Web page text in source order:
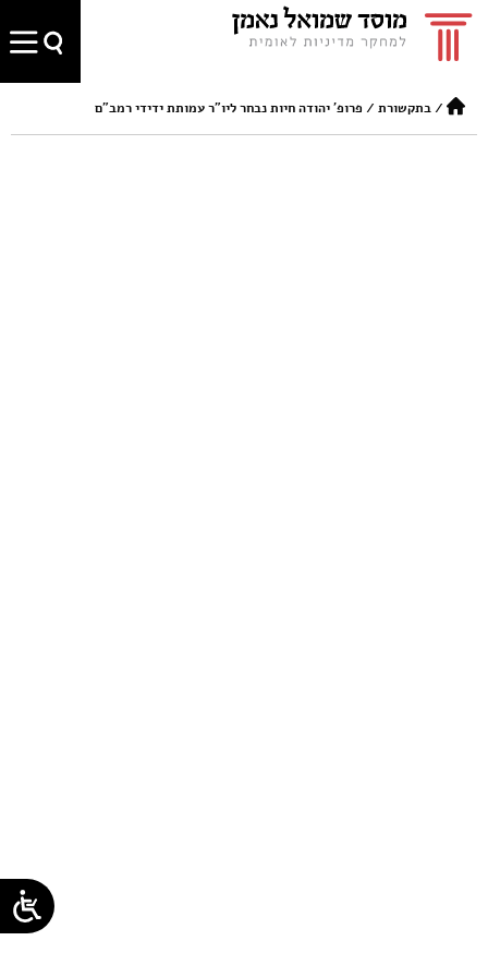
/בתקשורת / פרופ' יהודה חיות נבחר ליו"ר עמותת ידידי רמב"ם